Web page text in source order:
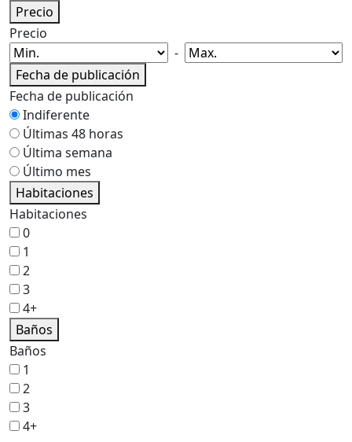
Precio
Precio
-
Fecha de publicación
Fecha de publicación
Indiferente
Últimas 48 horas
Última semana
Último mes
Habitaciones
Habitaciones
0
1
2
3
4+
Baños
Baños
1
2
3
4+